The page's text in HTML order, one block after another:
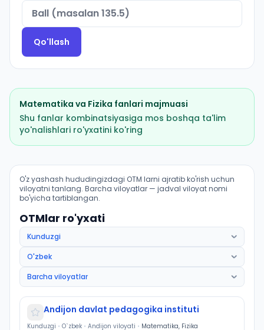
Qo'llash
Matematika va Fizika fanlari majmuasi
Shu fanlar kombinatsiyasiga mos boshqa ta'lim
yo'nalishlari ro'yxatini ko'ring
Amaliy matematika: OTM lar bo'yicha kirish ballari
O'z yashash hududingizdagi OTM larni ajratib ko'rish uchun
viloyatni tanlang. Barcha viloyatlar — jadval viloyat nomi
bo'yicha tartiblangan.
OTMlar ro'yxati
Andijon davlat pedagogika instituti
Kunduzgi • O`zbek • Andijon viloyati • Matematika, Fizika